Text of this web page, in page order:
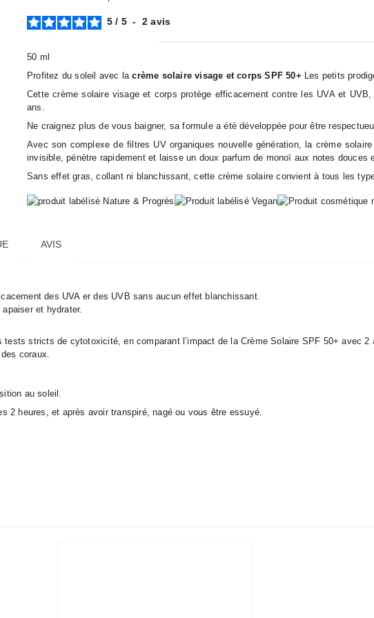
5 / 5 - 2avis
50 ml
Profitez du soleil avec lacrème solaire visage et corps SPF 50+ Les petits
Cette crème solaire visage et corps protège efficacement contre les UVA et
ans.
Ne craignez plus de vous baigner, sa formule a été développée pour être
Avec son complexe de filtres UV organiques nouvelle génération, la crème
invisible, pénètre rapidement et laisse un doux parfum de monoï aux notes
Sans effet gras, collant ni blanchissant, cette crème solaire convient à tous les
AVIS
des UVA er des UVB sans aucun effet blanchissant.
et hydrater.
stricts de cytotoxicité, en comparant l’impact de la Crème Solaire SPF 50+ avec 2
coraux.
au soleil.
2 heures, et après avoir transpiré, nagé ou vous être essuyé.